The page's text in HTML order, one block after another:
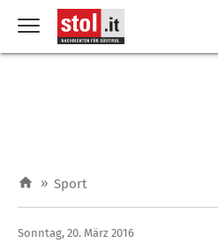
» Sport
Sonntag, 20. März 2016